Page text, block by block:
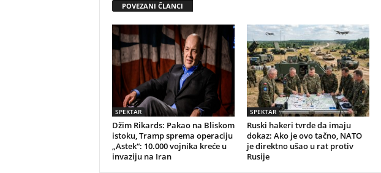
POVEZANI ČLANCI
SPEKTAR
Džim Rikards: Pakao na Bliskom
istoku, Tramp sprema operaciju
„Astek“: 10.000 vojnika kreće u
invaziju na Iran
SPEKTAR
Ruski hakeri tvrde da imaju
dokaz: Ako je ovo tačno, NATO
je direktno ušao u rat protiv
Rusije